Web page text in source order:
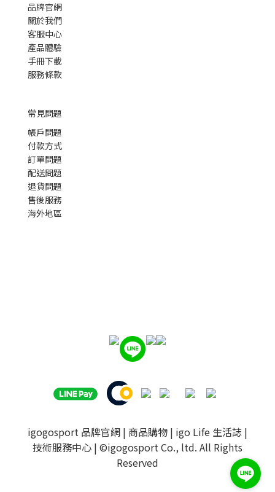
品牌官網
關於我們
客服中心
產品體驗
手冊下載
服務條款
常見問題
帳戶問題
付款方式
訂單問題
配送問題
退貨問題
售後服務
海外地區
igogosport 品牌官網 | 商品購物 | igo Life 生活誌 |
技術服務中心 | ©igogosport Co., ltd. All Rights
Reserved